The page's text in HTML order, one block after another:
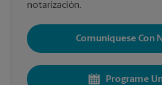
notarización.
Comuníquese Con
Programe